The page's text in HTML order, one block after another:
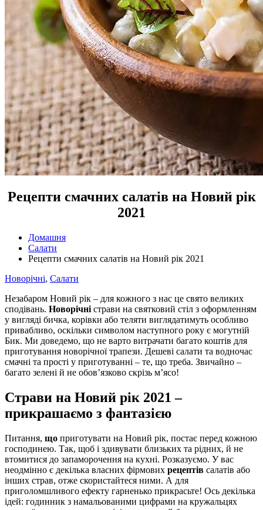
Рецепти смачних салатів на Новий рік
2021
Домашня
Салати
Рецепти смачних салатів на Новий рік 2021
Новорічні, Салати
Незабаром Новий рік – для кожного з нас це свято великих
сподівань. Новорічні страви на святковий стіл з оформленням
у вигляді бичка, корівки або теляти виглядатимуть особливо
привабливо, оскільки символом наступного року є могутній
Бик. Ми доведемо, що не варто витрачати багато коштів для
приготування новорічної трапези. Дешеві салати та водночас
смачні та прості у приготуванні – те, що треба. Звичайно –
багато зелені й не обов’язково скрізь м’ясо!
Страви на Новий рік 2021 –
прикрашаємо з фантазією
Питання, що приготувати на Новий рік, постає перед кожною
господинею. Так, щоб і здивувати близьких та рідних, й не
втомитися до запаморочення на кухні. Розказуємо. У вас
неодмінно є декілька власних фірмових рецептів салатів або
інших страв, отже скористайтеся ними. А для
приголомшливого ефекту гарненько прикрасьте! Ось декілька
ідей: годинник з намальованими цифрами на кружальцях